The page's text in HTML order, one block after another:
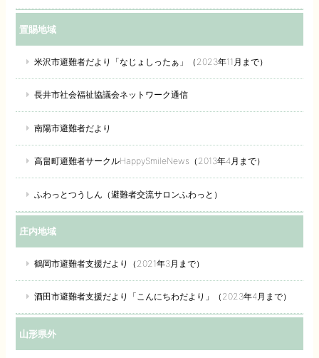
置賜地域
米沢市避難者だより「なじょしったぁ」（2023年11月まで）
長井市社会福祉協議会ネットワーク通信
南陽市避難者だより
高畠町避難者サークルHappySmileNews（2013年4月まで）
ふわっとつうしん（避難者交流サロンふわっと）
庄内地域
鶴岡市避難者支援だより（2021年3月まで）
酒田市避難者支援だより「こんにちわだより」（2023年4月まで）
山形県外